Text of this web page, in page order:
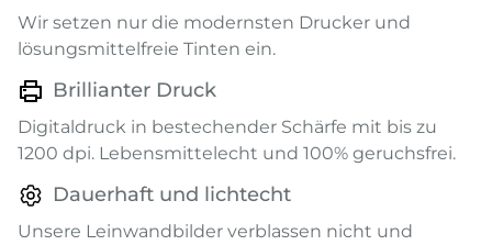
Wir setzen nur die modernsten Drucker und
lösungsmittelfreie Tinten ein.
Brillianter Druck
Digitaldruck in bestechender Schärfe mit bis zu
1200 dpi. Lebensmittelecht und 100% geruchsfrei.
Dauerhaft und lichtecht
Unsere Leinwandbilder verblassen nicht und